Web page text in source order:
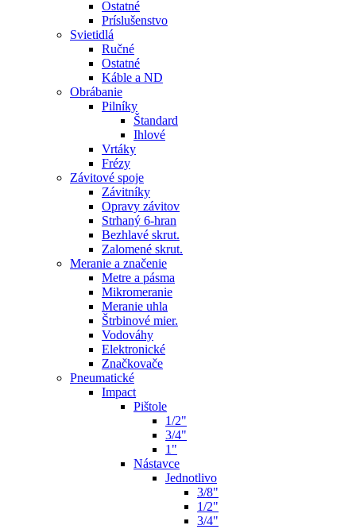
Ostatné
Príslušenstvo
Svietidlá
Ručné
Ostatné
Káble a ND
Obrábanie
Pilníky
Štandard
Ihlové
Vrtáky
Frézy
Závitové spoje
Závitníky
Opravy závitov
Strhaný 6-hran
Bezhlavé skrut.
Zalomené skrut.
Meranie a značenie
Metre a pásma
Mikromeranie
Meranie uhla
Štrbinové mier.
Vodováhy
Elektronické
Značkovače
Pneumatické
Impact
Pištole
1/2"
3/4"
1"
Nástavce
Jednotlivo
3/8"
1/2"
3/4"